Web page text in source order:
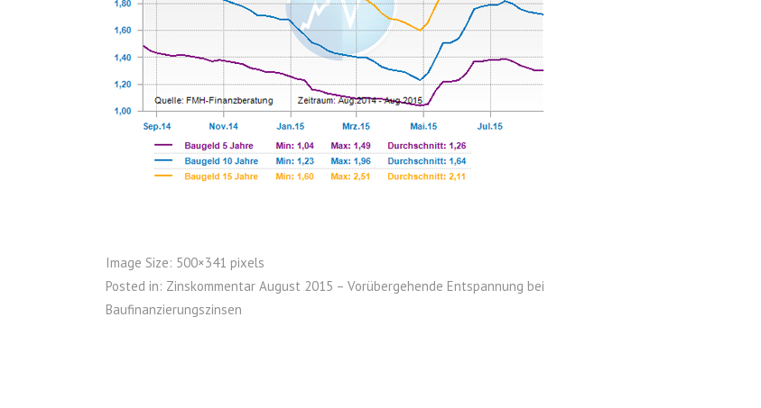
Image Size: 500×341 pixels
Posted in: Zinskommentar August 2015 – Vorübergehende Entspannung bei
Baufinanzierungszinsen